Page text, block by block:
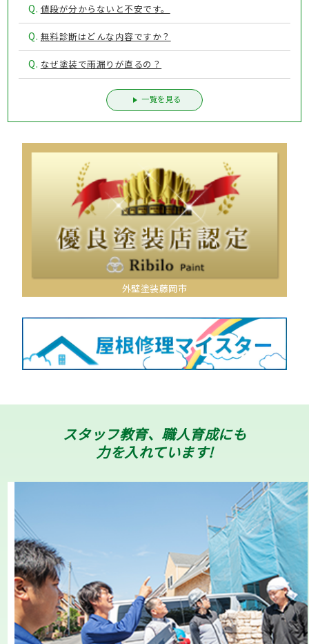
Q. 値段が分からないと不安です。
Q. 無料診断はどんな内容ですか？
Q. なぜ塗装で雨漏りが直るの？
一覧を見る
外壁塗装藤岡市
スタッフ教育、職人育成にも
力を入れています!